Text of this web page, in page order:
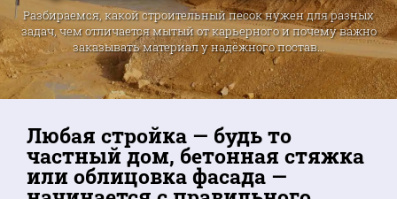
Разбираемся, какой строительный песок нужен для разных
задач, чем отличается мытый от карьерного и почему важно
заказывать материал у надёжного постав...
Любая стройка — будь то
частный дом, бетонная стяжка
или облицовка фасада —